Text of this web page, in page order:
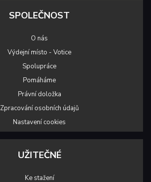
SPOLEČNOST
O nás
Výdejní místo - Votice
Spolupráce
Pomáháme
Právní doložka
Zpracování osobních údajů
Nastavení cookies
UŽITEČNÉ
Ke stažení